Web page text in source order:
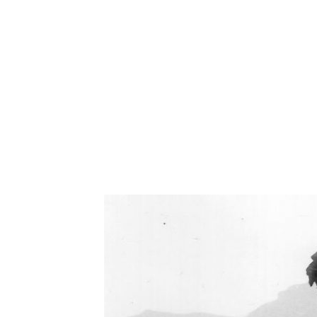
Zorki